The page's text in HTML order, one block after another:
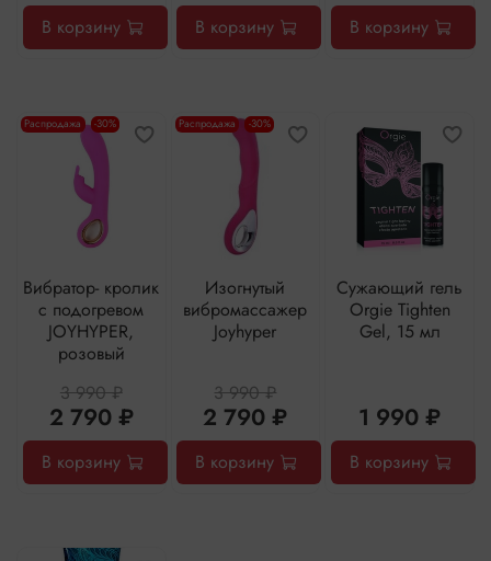
В корзину В корзину В корзину
Распродажа -30%
Вибратор- кролик
с подогревом
JOYHYPER,
розовый
3 990 ₽
2 790 ₽
В корзину
Распродажа -30%
Изогнутый
вибромассажер
Joyhyper
3 990 ₽
2 790 ₽
В корзину
Сужающий гель
Orgie Tighten
Gel, 15 мл
1 990 ₽
В корзину